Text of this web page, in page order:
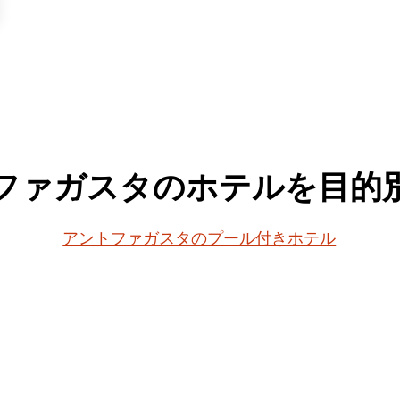
ァガスタのホテルを目的
アントファガスタのプール付きホテル